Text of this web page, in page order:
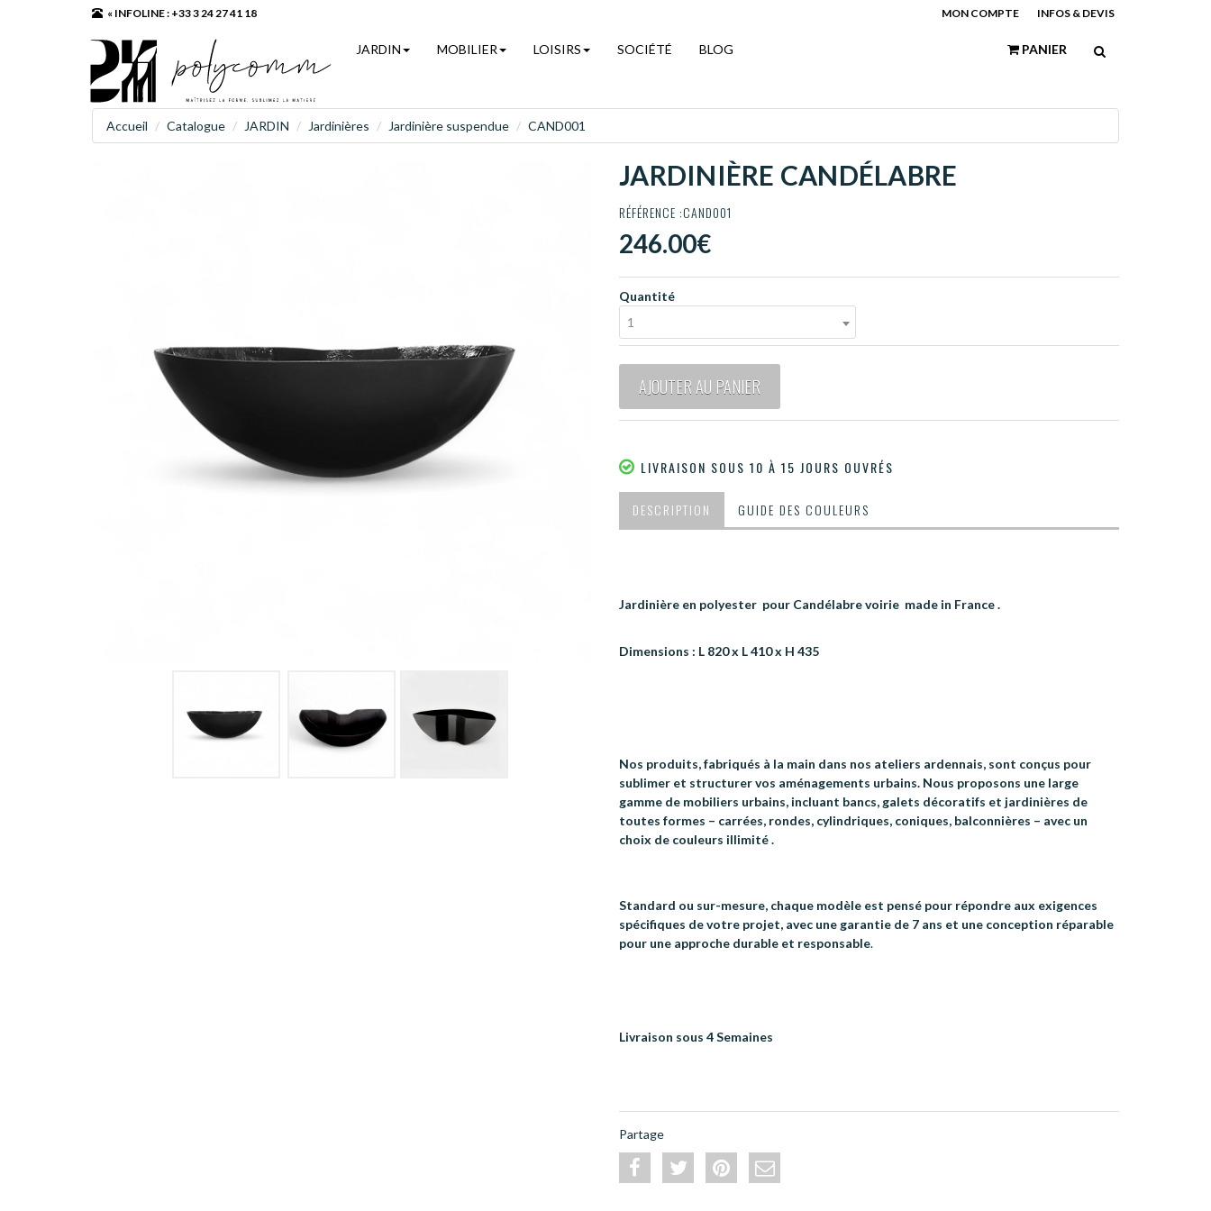
« INFOLINE : +33 3 24 27 41 18 MON COMPTE INFOS & DEVIS
JARDIN MOBILIER LOISIRS SOCIÉTÉ BLOG PANIER
Accueil Catalogue JARDIN Jardinières Jardinière suspendue CAND001
JARDINIÈRE CANDÉLABRE
RÉFÉRENCE :CAND001
246.00€
Quantité
1
AJOUTER AU PANIER
LIVRAISON SOUS 10 À 15 JOURS OUVRÉS
DESCRIPTION GUIDE DES COULEURS
Jardinière en polyester pour Candélabre voirie made in France .
Dimensions : L 820 x L 410 x H 435
Nos produits, fabriqués à la main dans nos ateliers ardennais, sont conçus pour
sublimer et structurer vos aménagements urbains. Nous proposons une large
gamme de mobiliers urbains, incluant bancs, galets décoratifs et jardinières de
toutes formes – carrées, rondes, cylindriques, coniques, balconnières – avec un
choix de couleurs illimité .
Standard ou sur-mesure, chaque modèle est pensé pour répondre aux exigences
spécifiques de votre projet, avec une garantie de 7 ans et une conception réparable
pour une approche durable et responsable.
Livraison sous 4 Semaines
Partage